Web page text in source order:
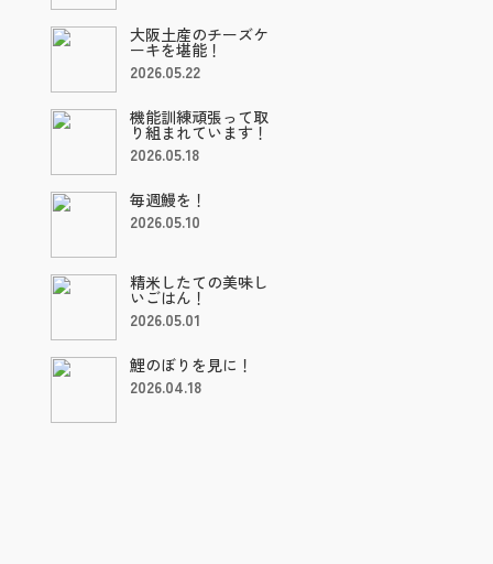
大阪土産のチーズケ
ーキを堪能！
2026.05.22
機能訓練頑張って取
り組まれています！
2026.05.18
毎週鰻を！
2026.05.10
精米したての美味し
いごはん！
2026.05.01
鯉のぼりを見に！
2026.04.18